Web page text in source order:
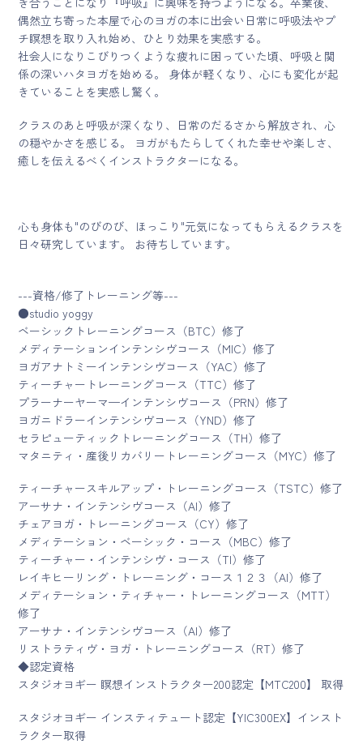
偶然立ち寄った本屋で心のヨガの本に出会い日常に呼吸法やプ
チ瞑想を取り入れ始め、ひとり効果を実感する。
社会人になりこびりつくような疲れに困っていた頃、呼吸と関
係の深いハタヨガを始める。 身体が軽くなり、心にも変化が起
きていることを実感し驚く。
クラスのあと呼吸が深くなり、日常のだるさから解放され、心
の穏やかさを感じる。 ヨガがもたらしてくれた幸せや楽しさ、
癒しを伝えるべくインストラクターになる。
心も身体も"のびのび、ほっこり"元気になってもらえるクラスを
日々研究しています。 お待ちしています。
---資格/修了トレーニング等---
●studio yoggy
ベーシックトレーニングコース（BTC）修了
メディテーションインテンシヴコース（MIC）修了
ヨガアナトミーインテンシヴコース（YAC）修了
ティーチャートレーニングコース（TTC）修了
プラーナーヤーマ—インテンシヴコース（PRN）修了
ヨガニドラーインテンシヴコース（YND）修了
セラピューティックトレーニングコース（TH）修了
マタニティ・産後リカバリートレーニングコース（MYC）修了
ティーチャースキルアップ・トレーニングコース（TSTC）修了
アーサナ・インテンシヴコース（AI）修了
チェアヨガ・トレーニングコース（CY）修了
メディテーション・ベーシック・コース（MBC）修了
ティーチャー・インテンシヴ・コース（TI）修了
レイキヒーリング・トレーニング・コース１２３（AI）修了
メディテーション・ティチャー・トレーニングコース（MTT）
修了
アーサナ・インテンシヴコース（AI）修了
リストラティヴ・ヨガ・トレーニングコース（RT）修了
◆認定資格
スタジオヨギー 瞑想インストラクター200認定【MTC200】 取得
スタジオヨギー インスティテュート認定【YIC300EX】インスト
ラクター取得